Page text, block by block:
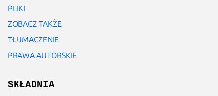
PLIKI
ZOBACZ TAKŻE
TŁUMACZENIE
PRAWA AUTORSKIE
SKŁADNIA